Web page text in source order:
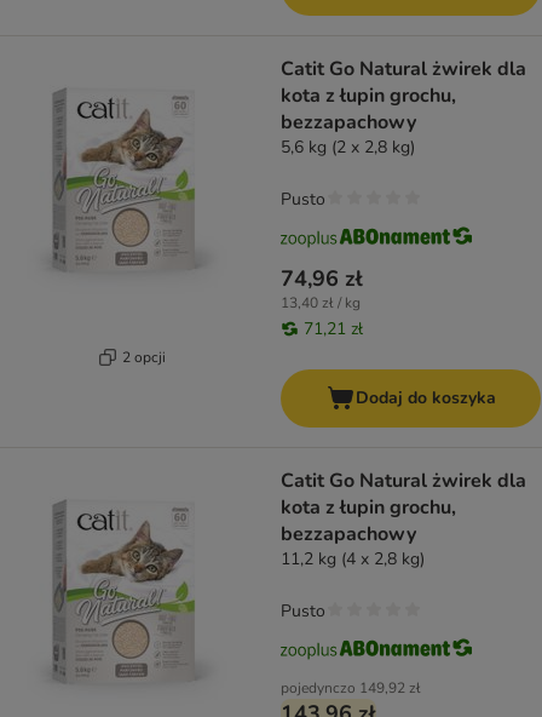
2 opcji
Catit Go Natural żwirek dla
kota z łupin grochu,
bezzapachowy
5,6 kg (2 x 2,8 kg)
74,96 zł
13,40 zł / kg
71,21 zł
Pusto
Dodaj do koszyka
Catit Go Natural żwirek dla
kota z łupin grochu,
bezzapachowy
11,2 kg (4 x 2,8 kg)
pojedynczo 149,92 zł
Pusto